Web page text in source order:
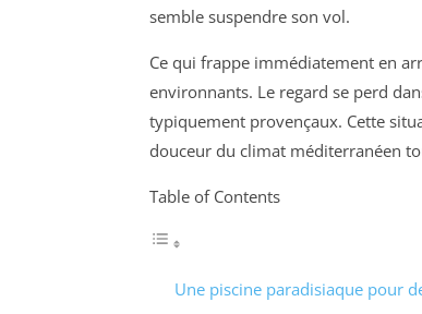
semble suspendre son vol.
Ce qui frappe immédiatement en
environnants. Le regard se perd
typiquement provençaux. Cette
douceur du climat méditerranéen
Table of Contents
Une piscine paradisiaque pour